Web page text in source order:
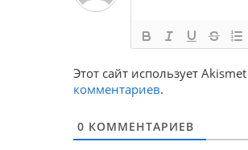
Этот сайт использует
комментариев.
0 КОММЕНТАРИЕВ